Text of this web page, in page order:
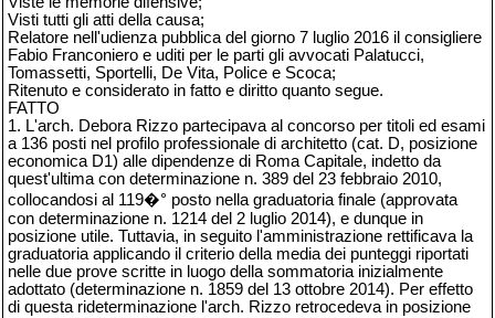
Visti tutti gli atti della causa;
Relatore nell'udienza pubblica del giorno 7 luglio 2016 il consigliere
Fabio Franconiero e uditi per le parti gli avvocati Palatucci,
Tomassetti, Sportelli, De Vita, Police e Scoca;
Ritenuto e considerato in fatto e diritto quanto segue.
FATTO
1. L'arch. Debora Rizzo partecipava al concorso per titoli ed esami
a 136 posti nel profilo professionale di architetto (cat. D, posizione
economica D1) alle dipendenze di Roma Capitale, indetto da
quest'ultima con determinazione n. 389 del 23 febbraio 2010,
collocandosi al 119�° posto nella graduatoria finale (approvata
con determinazione n. 1214 del 2 luglio 2014), e dunque in
posizione utile. Tuttavia, in seguito l'amministrazione rettificava la
graduatoria applicando il criterio della media dei punteggi riportati
nelle due prove scritte in luogo della sommatoria inizialmente
adottato (determinazione n. 1859 del 13 ottobre 2014). Per effetto
di questa rideterminazione l'arch. Rizzo retrocedeva in posizione